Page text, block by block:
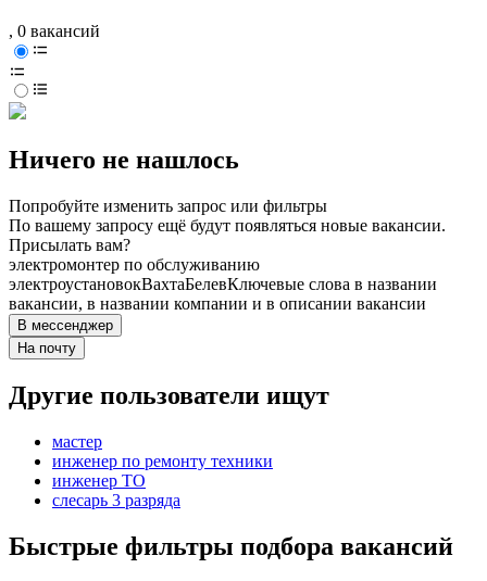
, 0 вакансий
Ничего не нашлось
Попробуйте изменить запрос или фильтры
По вашему запросу ещё будут появляться новые вакансии.
Присылать вам?
электромонтер по обслуживанию
электроустановокВахтаБелевКлючевые слова в названии
вакансии, в названии компании и в описании вакансии
В мессенджер
На почту
Другие пользователи ищут
мастер
инженер по ремонту техники
инженер ТО
слесарь 3 разряда
Быстрые фильтры подбора вакансий